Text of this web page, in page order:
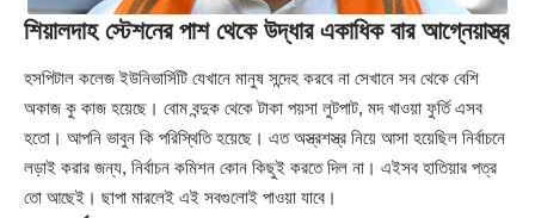
শিয়ালদাহ স্টেশনের পাশ থেকে উদ্ধার একাধিক বার আগ্নেয়াস্ত্র
হসপিটাল কলেজ ইউনিভার্সিটি যেখানে মানুষ সন্দেহ করবে না সেখানে সব থেকে বেশি
অকাজ কু কাজ হয়েছে। বোম বন্দুক থেকে টাকা পয়সা লুটপাট, মদ খাওয়া ফুর্তি এসব
হতো। আপনি ভাবুন কি পরিস্থিতি হয়েছে। এত অস্ত্রশস্ত্র নিয়ে আসা হয়েছিল নির্বাচনে
লড়াই করার জন্য, নির্বাচন কমিশন কোন কিছুই করতে দিল না। এইসব হাতিয়ার পত্র
তো আছেই। ছাপা মারলেই এই সবগুলোই পাওয়া যাবে।